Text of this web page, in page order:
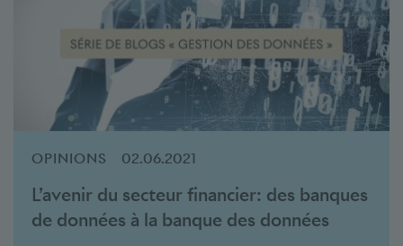
OPINIONS 02.06.2021
L’avenir du secteur financier: des banques
de données à la banque des données